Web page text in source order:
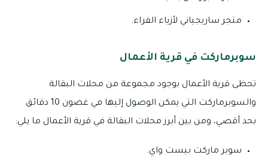
متجر ساريجياني لأزياء الفراء.
سوبرماركت في قرية الأعمال
تحظى قرية الأعمال بوجود مجموعة من محلات البقالة
والسوبرماركت التي يمكن الوصول إليها في غضون 10 دقائق
بحد أقصي، ومن بين أبرز محلات البقالة في قرية الأعمال ما يلي:
سوبر ماركت بيست واي.